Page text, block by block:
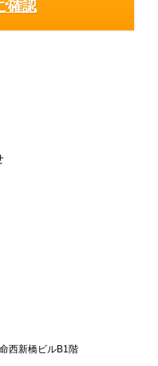
西新橋ビルB1階